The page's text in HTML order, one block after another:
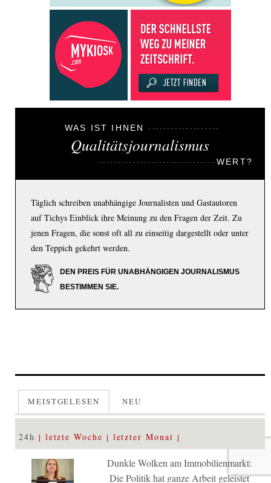
WAS IST IHNEN
Qualitätsjournalismus
WERT?
Täglich schreiben unabhängige Journalisten und Gastautoren
auf Tichys Einblick ihre Meinung zu den Fragen der Zeit. Zu
jenen Fragen, die sonst oft all zu einseitig dargestellt oder unter
den Teppich gekehrt werden.
DEN PREIS FÜR UNABHÄNGIGEN JOURNALISMUS
BESTIMMEN SIE.
MEISTGELESEN NEU
24h letzte Woche letzter Monat
Dunkle Wolken am Immobilienmarkt:
Die Politik hat ganze Arbeit geleistet